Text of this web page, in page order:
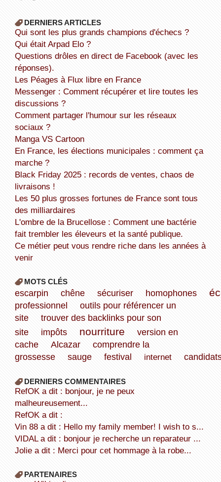
DERNIERS ARTICLES
Qui sont les plus grands champions d'échecs ?
Qui était Arpad Elo ?
Questions drôles en direct de Facebook (avec les
réponses).
Les Péages à Flux libre en France
Messenger : Comment récupérer et lire toutes les
discussions ?
Comment partager l'humour sur les réseaux
sociaux ?
Manga VS Cartoon
En France, les élections municipales : comment ça
marche ?
Black Friday 2025 : records de ventes, chaos de
livraisons !
Les 50 plus grosses fortunes de France sont tous
des milliardaires
L'ombre de la Brucellose : Comment une bactérie
fait trembler les éleveurs et la santé publique.
Ce métier peut vous rendre riche dans les années à
venir
MOTS CLÉS
escarpin chêne sécuriser homophones
professionnel
outils pour référencer un
site
trouver des backlinks pour son
site
impôts nourriture
version en
cache
Alcazar
comprendre la
grossesse
sauge festival internet
DERNIERS COMMENTAIRES
refOK a dit : bonjour, je ne peux
malheureusement...
refOK a dit :
Vin 88 a dit : Hello my family member! I wish to s...
VIDAL a dit : bonjour je recherche un reparateur ...
Jolie a dit : Merci pour cet hommage à la robe...
PARTENAIRES